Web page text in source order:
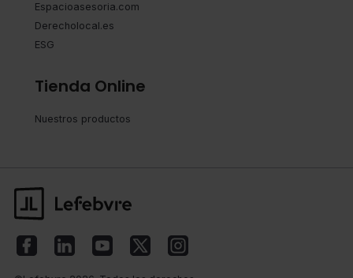
Espacioasesoria.com
Derecholocal.es
ESG
Tienda Online
Nuestros productos